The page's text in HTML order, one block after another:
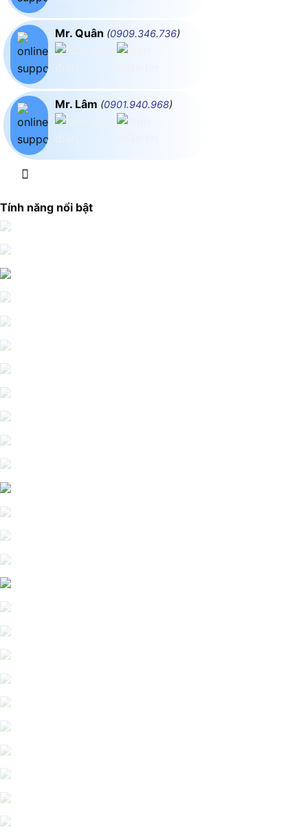
Mr. Quân (0909.346.736)
Mr. Lâm (0901.940.968)
Tính năng nổi bật